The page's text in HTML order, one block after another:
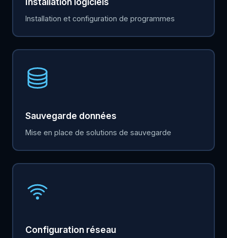
Installation et configuration de programmes
Sauvegarde données
Mise en place de solutions de sauvegarde
Configuration réseau